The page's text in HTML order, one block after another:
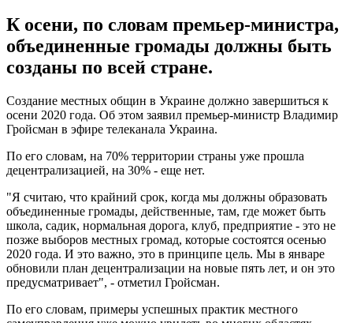
К осени, по словам премьер-министра,
объединенные громады должны быть
созданы по всей стране.
Создание местных общин в Украине должно завершиться к
осени 2020 года. Об этом заявил премьер-министр Владимир
Гройсман в эфире телеканала Украина.
По его словам, на 70% территории страны уже прошла
децентрализацией, на 30% - еще нет.
"Я считаю, что крайний срок, когда мы должны образовать
объединенные громады, действенные, там, где может быть
школа, садик, нормальная дорога, клуб, предприятие - это не
позже выборов местных громад, которые состоятся осенью
2020 года. И это важно, это в принципе цель. Мы в январе
обновили план децентрализации на новые пять лет, и он это
предусматривает", - отметил Гройсман.
По его словам, примеры успешных практик местного